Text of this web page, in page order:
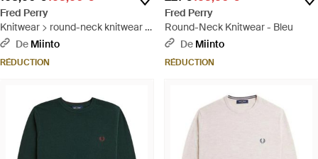
Fred Perry
Knitwear > round-neck knitwear -
Blanc
De Miinto
RÉDUCTION
Fred Perry
Round-Neck Knitwear - Bleu
De Miinto
RÉDUCTION